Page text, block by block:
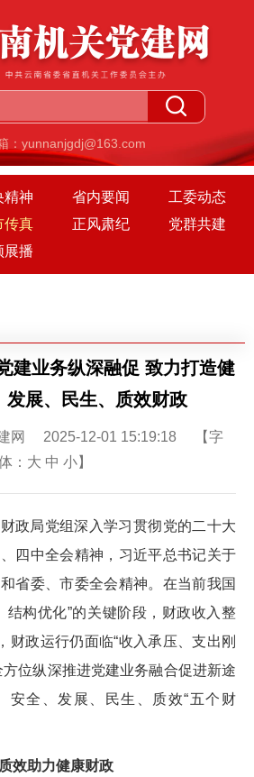
：yunnanjgdj@163.com
精神 省内要闻
工委动态
传真 正风肃纪
党群共建
展播
建业务纵深融促 致力打造健
发展、民生、质效财政
建网 2025-12-01 15:19:18 【字
： 大 中 小】
政局党组深入学习贯彻党的二十大
四中全会精神，习近平总书记关于
省委、市委全会精神。在当前我国
结构优化”的关键阶段，财政收入整
财政运行仍面临“收入承压、支出刚
位纵深推进党建业务融合促进新途
安全、发展、民生、质效“五个财
效助力健康财政